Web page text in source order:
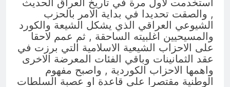
, والصقت تحديدا في بداية الامر بالحزب
الشيوعي العراقي الذي يشكل الشيعة والكورد
والمسيحيين اغلبيته الساحقة , ثم عمم لاحقا
على الاحزاب الشيعية الاسلامية التي برزت في
عقد الثمانينات وباقي الفئات المعرضة الاخرى
واهمها الاحزاب الكوردية , واصبح مفهوم
الوطنية مقتصرا على قاعدة او عصبة السلطات